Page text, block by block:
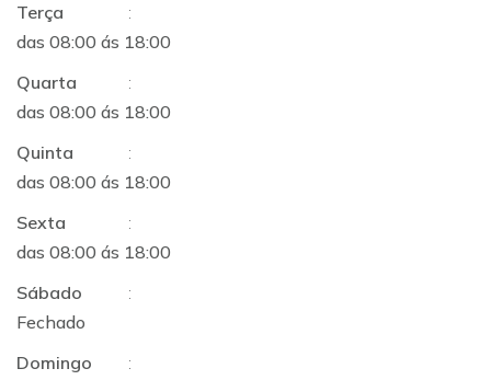
Terça
:
das 08:00 ás 18:00
Quarta
:
das 08:00 ás 18:00
Quinta
:
das 08:00 ás 18:00
Sexta
:
das 08:00 ás 18:00
Sábado
:
Fechado
Domingo
: